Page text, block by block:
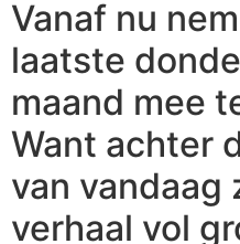
Vanaf nu
laatste
maand mee
Want achter
van vandaag
verhaal vol